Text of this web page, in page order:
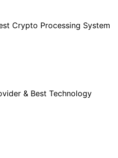
Crypto Processing System
& Best Technology